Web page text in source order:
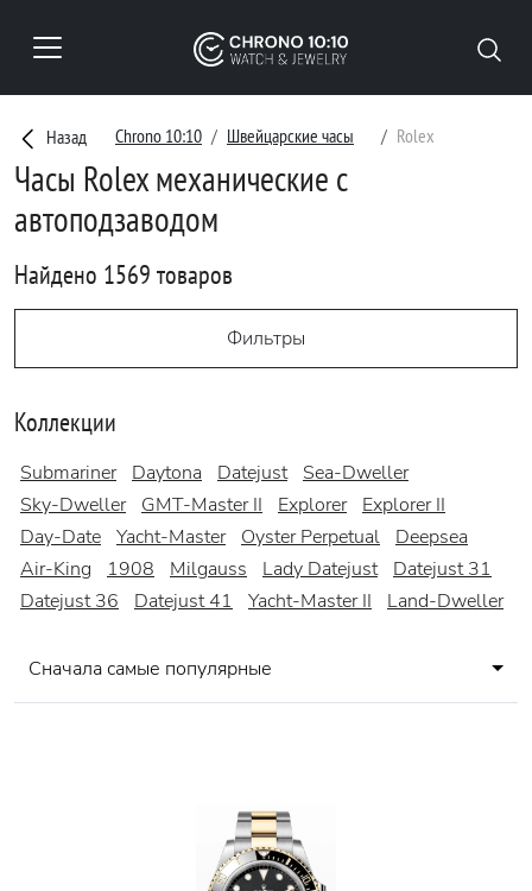
Назад Chrono 10:10 Швейцарские часы Rolex
Часы Rolex механические с
автоподзаводом
Найдено 1569 товаров
Фильтры
Коллекции
Submariner Daytona Datejust
Sea-Dweller
Sky-Dweller
GMT-Master II Explorer
Explorer II
Day-Date Yacht-Master Oyster Perpetual
Deepsea
Air-King
1908 Milgauss Lady Datejust
Datejust 31
Datejust 36
Datejust 41 Yacht-Master II Land-Dweller
Сначала самые популярные